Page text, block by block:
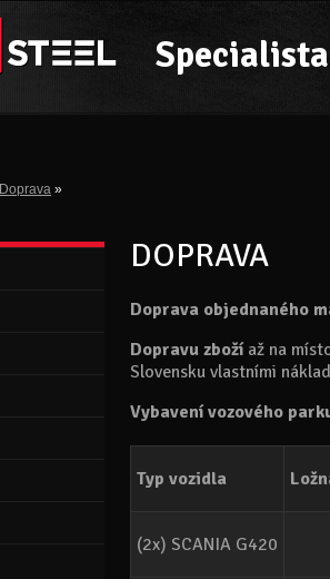
Doprava »
DOPRAVA
Doprava objednaného
Dopravu zboží až na
Slovensku vlastními
Vybavení vozového
Typ vozidla
(2x) SCANIA G420